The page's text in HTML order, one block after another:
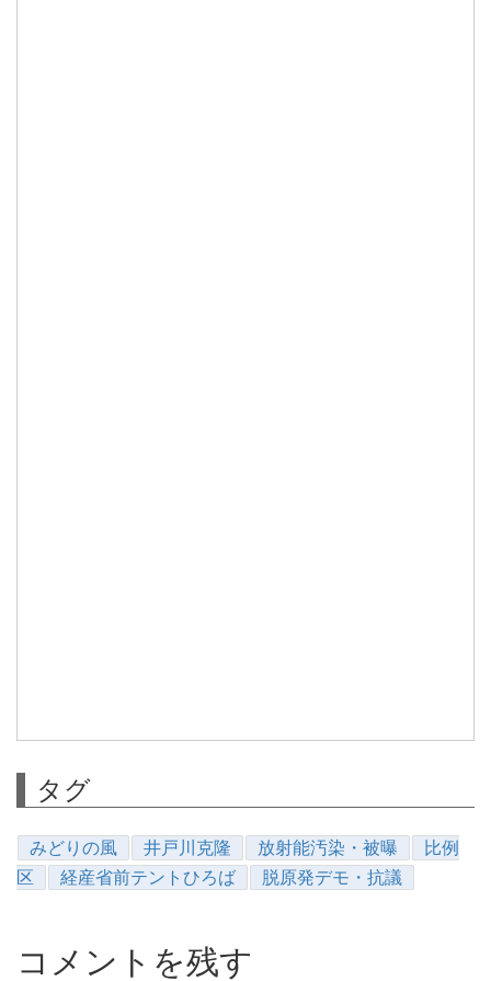
タグ
みどりの風 井戸川克隆 放射能汚染・被曝
比例
区
経産省前テントひろば 脱原発デモ・抗議
コメントを残す